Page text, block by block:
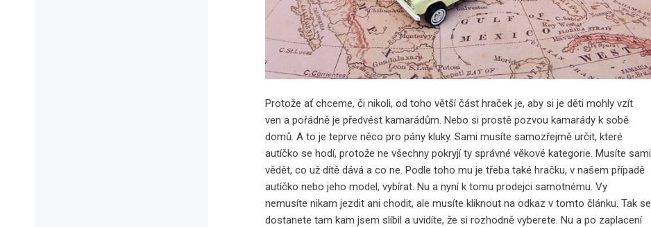
Protože ať chceme, či nikoli, od toho větší část hraček je, aby si je děti mohly vzít
ven a pořádně je předvést kamarádům. Nebo si prostě pozvou kamarády k sobě
domů. A to je teprve něco pro pány kluky. Sami musíte samozřejmě určit, které
autíčko se hodí, protože ne všechny pokryjí ty správné věkové kategorie. Musíte sami
vědět, co už dítě dává a co ne. Podle toho mu je třeba také hračku, v našem případě
autíčko nebo jeho model, vybírat. Nu a nyní k tomu prodejci samotnému. Vy
nemusíte nikam jezdit ani chodit, ale musíte kliknout na odkaz v tomto článku. Tak se
dostanete tam kam jsem slíbil a uvidíte, že si rozhodně vyberete. Nu a po zaplacení